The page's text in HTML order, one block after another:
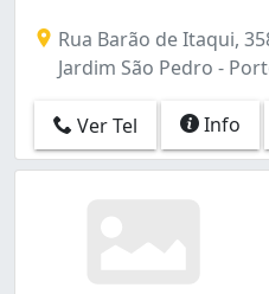
Rio Branco (4)
Rubem Berta (2)
Santa Maria Goretti (7)
Santa Rosa de Lima (1)
Santo Antônio (2)
Rua Barão de Itaqui,
Jardim São Pedro -
Ver Tel Info